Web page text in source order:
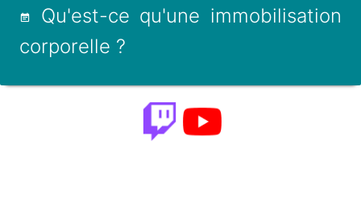
Qu'est-ce qu'une immobilisation
corporelle ?